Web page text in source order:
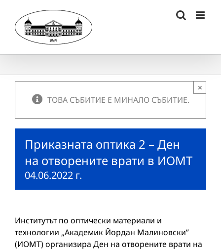
content
ТОВА СЪБИТИЕ Е МИНАЛО СЪБИТИЕ.
×
Приказната оптика 2 – Ден
на отворените врати в ИОМТ
04.06.2022 г.
Институтът по оптически материали и
технологии „Академик Йордан Малиновски”
(ИОМТ) организира Ден на отворените врати на